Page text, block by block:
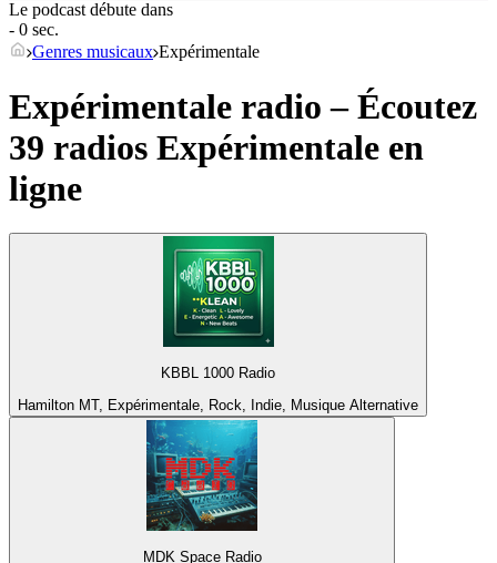
Le podcast débute dans
- 0 sec.
Genres musicaux Expérimentale
Expérimentale radio – Écoutez
39 radios Expérimentale en
ligne
KBBL 1000 Radio
Hamilton MT, Expérimentale, Rock, Indie, Musique Alternative
MDK Space Radio